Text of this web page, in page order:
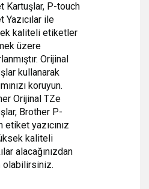
Kartuşlar, P-touch
Yazıcılar ile
kaliteli etiketler
üzere
Orijinal
kullanarak
koruyun.
Orijinal TZe
Brother P-
etiket yazıcınız
kaliteli
alacağınızdan
olabilirsiniz.